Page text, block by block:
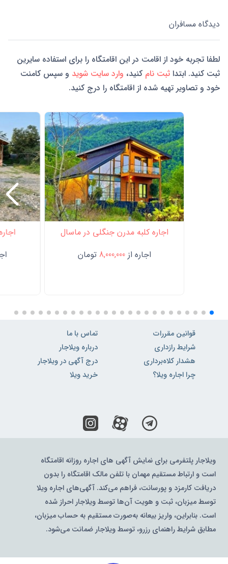
دیدگاه مسافران
لطفا تجربه خود از اقامت در این اقامتگاه را برای استفاده سایرین
ثبت کنید. ابتدا ثبت نام کنید، وارد سایت شوید و سپس کامنت
خود و تصاویر تهیه شده از اقامتگاه را درج کنید.
اجاره کلبه مدرن جنگلی در ماسال
اجاره از 8,000,000 تومان
قوانین مقررات
شرایط رازداری
هشدار کلاه‌برداری
چرا اجاره ویلا؟
تماس با ما
درباره ویلاجار
درج آگهی در ویلاجار
خرید ویلا
ویلاجار پلتفرمی برای نمایش آگهی های اجاره روزانه اقامتگاه
است و ارتباط مستقیم مهمان با تلفن مالک اقامتگاه را بدون
دریافت کارمزد و پورسانت، فراهم می‌کند. آگهی‌های اجاره ویلا
توسط میزبان، ثبت و هویت آن‌ها توسط ویلاجار احراز شده
است. بنابراین، واریز بیعانه به‌صورت مستقیم به حساب میزبان،
مطابق شرایط راهنمای رزرو، توسط ویلاجار ضمانت می‌شود.